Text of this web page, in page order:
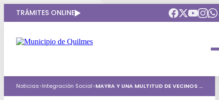
TRÁMITES ONLINE
Intendenta
Gobierno Abierto
Obras Públicas
ARQUI
Noticias>Integración Social> MAYRA Y UNA MULTITUD DE VECINOS DISFRUTARON DE LOS FESTEJOS DE SOLANO